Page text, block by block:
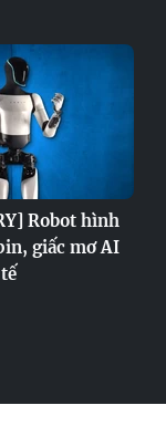
Robot hình
giấc mơ AI